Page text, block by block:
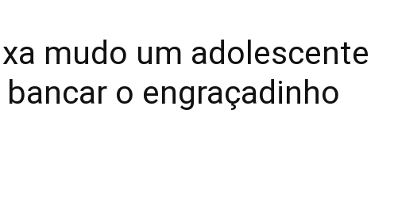
mudo um adolescente
o engraçadinho